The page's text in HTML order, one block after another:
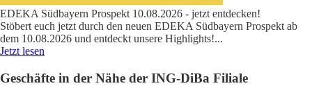
EDEKA Südbayern Prospekt 10.08.2026 - jetzt entdecken!
Stöbert euch jetzt durch den neuen EDEKA Südbayern Prospekt ab
dem 10.08.2026 und entdeckt unsere Highlights!...
Jetzt lesen
Geschäfte in der Nähe der ING-DiBa Filiale